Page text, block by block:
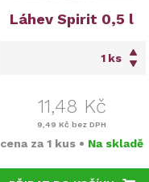
Láhev Spirit 0,5 l
ks
11,48 Kč
9,49 Kč bez DPH
cena za 1 kus • Na skladě